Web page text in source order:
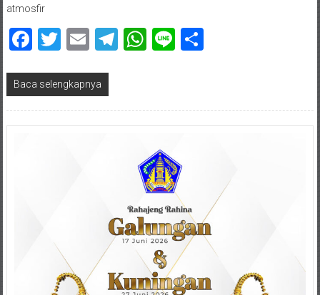
atmosfir
Facebook
Twitter
EmailTelegram
WhatsApp
LineShare
Baca selengkapnya